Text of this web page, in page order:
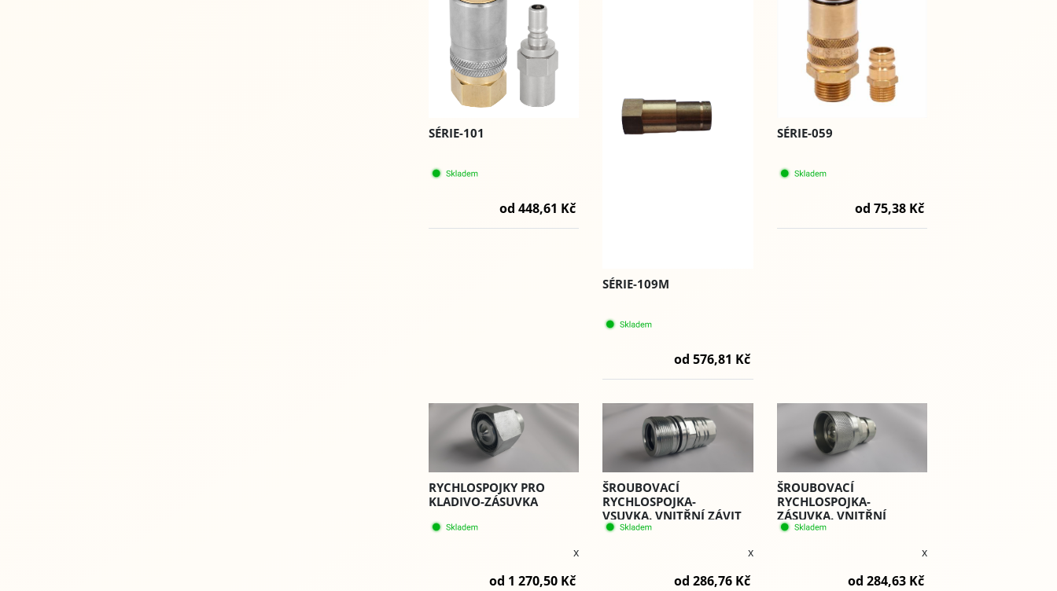
SÉRIE-101
od 448,61 Kč
SÉRIE-109M
od 576,81 Kč
SÉRIE-059
od 75,38 Kč
RYCHLOSPOJKY PRO
KLADIVO-ZÁSUVKA
x
od 1 270,50 Kč
ŠROUBOVACÍ
RYCHLOSPOJKA-
VSUVKA. VNITŘNÍ ZÁVIT
BSP (RHF) - PVV3.
x
od 286,76 Kč
ŠROUBOVACÍ
RYCHLOSPOJKA-
ZÁSUVKA. VNITŘNÍ
ZÁVIT BSP (RHL) - PVV3.
x
od 284,63 Kč